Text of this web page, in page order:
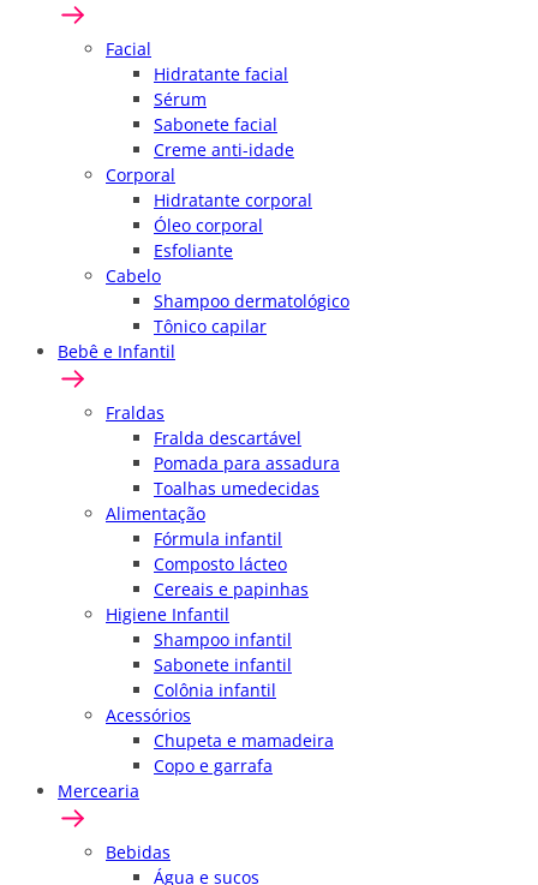
Facial
Hidratante facial
Sérum
Sabonete facial
Creme anti-idade
Corporal
Hidratante corporal
Óleo corporal
Esfoliante
Cabelo
Shampoo dermatológico
Tônico capilar
Bebê e Infantil
Fraldas
Fralda descartável
Pomada para assadura
Toalhas umedecidas
Alimentação
Fórmula infantil
Composto lácteo
Cereais e papinhas
Higiene Infantil
Shampoo infantil
Sabonete infantil
Colônia infantil
Acessórios
Chupeta e mamadeira
Copo e garrafa
Mercearia
Bebidas
Água e sucos